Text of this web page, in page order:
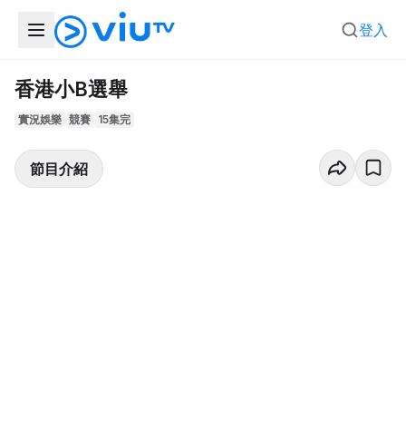
登入
香港小B選舉
實況娛樂 競賽 15集完
節目介紹